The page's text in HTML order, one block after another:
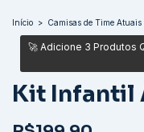
Início > Camisas de Time Atuais
Kit Infantil